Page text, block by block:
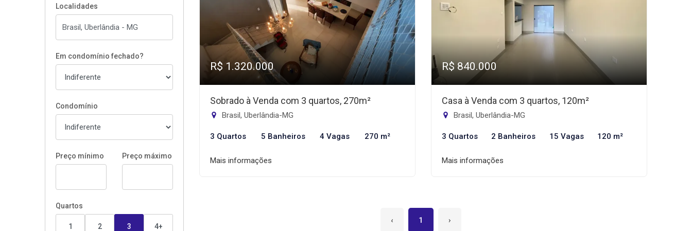
Localidades
Em condomínio fechado?
Condomínio
Preço mínimo Preço máximo
Quartos
1 2 3 4+
R$ 1.320.000
Sobrado à Venda com 3 quartos, 270m²
Brasil, Uberlândia-MG
3 Quartos 5 Banheiros 4 Vagas 270 m²
Mais informações
R$ 840.000
Casa à Venda com 3 quartos, 120m²
Brasil, Uberlândia-MG
3 Quartos 2 Banheiros 15 Vagas 120 m²
Mais informações
‹ 1 ›